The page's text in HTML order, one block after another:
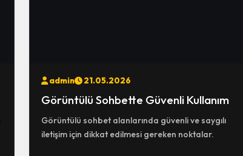
admin 21.05.2026
Görüntülü Sohbette Güvenli Kullanım
Görüntülü sohbet alanlarında güvenli ve saygılı
iletişim için dikkat edilmesi gereken noktalar.